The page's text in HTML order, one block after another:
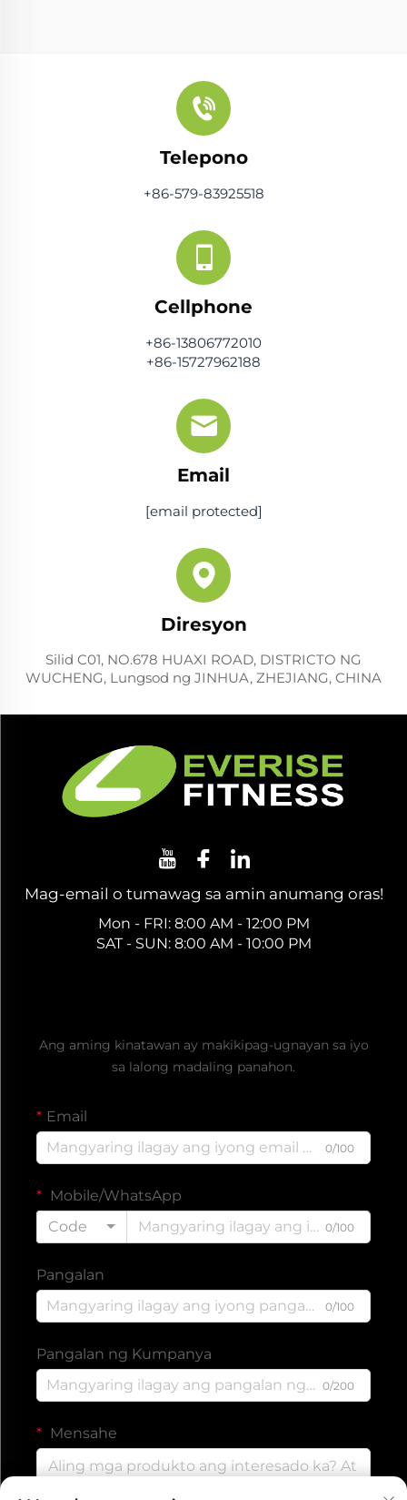
Telepono
+86-579-83925518
Cellphone
+86-13806772010
+86-15727962188
Email
[email protected]
Diresyon
Silid C01, NO.678 HUAXI ROAD, DISTRICTO NG
WUCHENG, Lungsod ng JINHUA, ZHEJIANG, CHINA
Mag-email o tumawag sa amin anumang oras!
Mon - FRI: 8:00 AM - 12:00 PM
SAT - SUN: 8:00 AM - 10:00 PM
Ang aming kinatawan ay makikipag-ugnayan sa iyo
sa lalong madaling panahon.
Email
0/100
Mobile/WhatsApp
Code
0/100
Pangalan
0/100
Pangalan ng Kumpanya
0/200
Mensahe